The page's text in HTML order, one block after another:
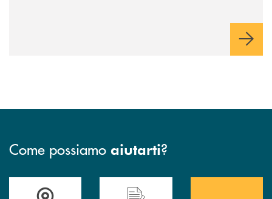
Come possiamo aiutarti?
Accedi all' elenco completo&nbsp; delle&nbsp; filiali&nbsp; di Banca
Hai bisogno di assistenza immediata?